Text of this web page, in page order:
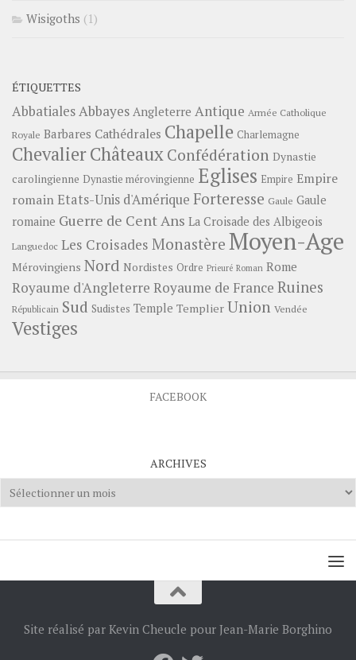
Wisigoths (1)
ÉTIQUETTES
AbbatialesAbbayes Angleterre Antique Armée Catholique
Royale Barbares Cathédrales Chapelle Charlemagne
ChevalierChâteauxConfédération Dynastie
carolingienne Dynastie mérovingienne Eglises Empire Empire
romainEtats-Unis d'Amérique Forteresse Gaule Gaule
romaine Guerre de Cent Ans La Croisade des Albigeois
Languedoc Les Croisades Monastère Moyen-Age
Mérovingiens Nord Nordistes Ordre Prieuré Roman Rome
Royaume d'Angleterre Royaume de France Ruines
Républicain Sud Sudistes Temple Templier Union Vendée
Vestiges
FACEBOOK
ARCHIVES
Archives
Site réalisé par Kevin Cheucle pour Jean-Marie Borghino